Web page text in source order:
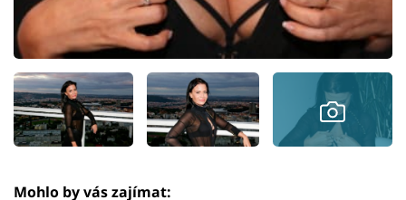
Mohlo by vás zajímat: